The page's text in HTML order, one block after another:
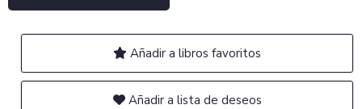
Añadir a libros favoritos
Añadir a lista de deseos